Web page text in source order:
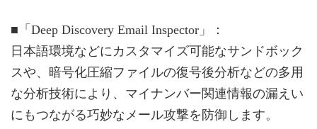
■「Deep Discovery Email Inspector」：
日本語環境などにカスタマイズ可能なサンドボック
スや、暗号化圧縮ファイルの復号後分析などの多用
な分析技術により、マイナンバー関連情報の漏えい
にもつながる巧妙なメール攻撃を防御します。